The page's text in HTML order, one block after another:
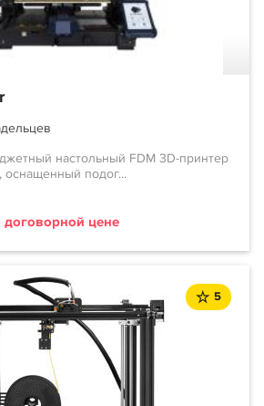
настольный FDM 3D-принтер
оснащенный подог...
договорной цене
5